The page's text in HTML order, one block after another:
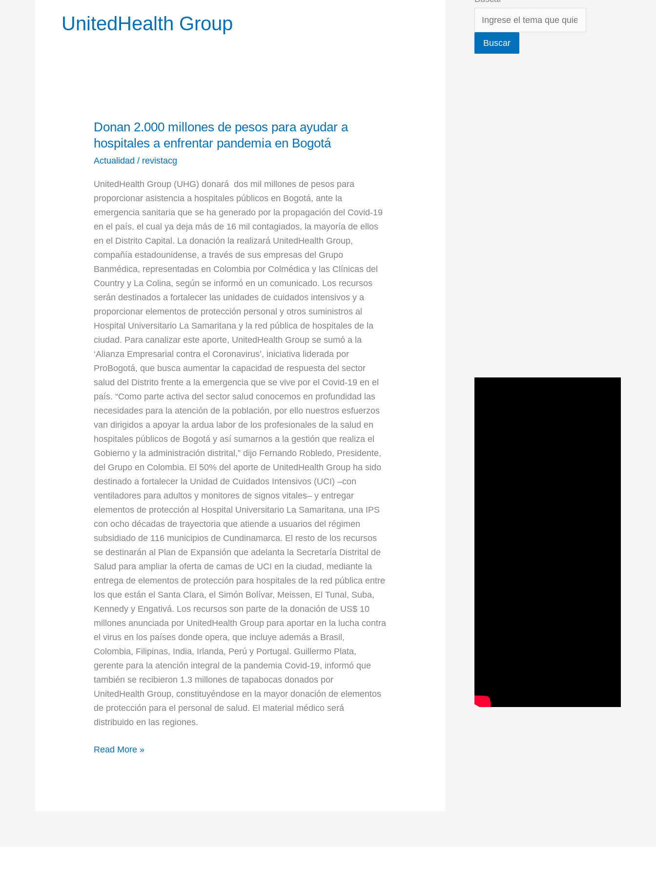
UnitedHealth Group
Donan 2.000 millones de pesos para ayudar a
hospitales a enfrentar pandemia en Bogotá
Actualidad / revistacg
UnitedHealth Group (UHG) donará dos mil millones de pesos para
proporcionar asistencia a hospitales públicos en Bogotá, ante la
emergencia sanitaria que se ha generado por la propagación del Covid-19
en el país, el cual ya deja más de 16 mil contagiados, la mayoría de ellos
en el Distrito Capital. La donación la realizará UnitedHealth Group,
compañía estadounidense, a través de sus empresas del Grupo
Banmédica, representadas en Colombia por Colmédica y las Clínicas del
Country y La Colina, según se informó en un comunicado. Los recursos
serán destinados a fortalecer las unidades de cuidados intensivos y a
proporcionar elementos de protección personal y otros suministros al
Hospital Universitario La Samaritana y la red pública de hospitales de la
ciudad. Para canalizar este aporte, UnitedHealth Group se sumó a la
‘Alianza Empresarial contra el Coronavirus’, iniciativa liderada por
ProBogotá, que busca aumentar la capacidad de respuesta del sector
salud del Distrito frente a la emergencia que se vive por el Covid-19 en el
país. “Como parte activa del sector salud conocemos en profundidad las
necesidades para la atención de la población, por ello nuestros esfuerzos
van dirigidos a apoyar la ardua labor de los profesionales de la salud en
hospitales públicos de Bogotá y así sumarnos a la gestión que realiza el
Gobierno y la administración distrital,” dijo Fernando Robledo, Presidente,
del Grupo en Colombia. El 50% del aporte de UnitedHealth Group ha sido
destinado a fortalecer la Unidad de Cuidados Intensivos (UCI) –con
ventiladores para adultos y monitores de signos vitales– y entregar
elementos de protección al Hospital Universitario La Samaritana, una IPS
con ocho décadas de trayectoria que atiende a usuarios del régimen
subsidiado de 116 municipios de Cundinamarca. El resto de los recursos
se destinarán al Plan de Expansión que adelanta la Secretaría Distrital de
Salud para ampliar la oferta de camas de UCI en la ciudad, mediante la
entrega de elementos de protección para hospitales de la red pública entre
los que están el Santa Clara, el Simón Bolívar, Meissen, El Tunal, Suba,
Kennedy y Engativá. Los recursos son parte de la donación de US$ 10
millones anunciada por UnitedHealth Group para aportar en la lucha contra
el virus en los países donde opera, que incluye además a Brasil,
Colombia, Filipinas, India, Irlanda, Perú y Portugal. Guillermo Plata,
gerente para la atención integral de la pandemia Covid-19, informó que
también se recibieron 1.3 millones de tapabocas donados por
UnitedHealth Group, constituyéndose en la mayor donación de elementos
de protección para el personal de salud. El material médico será
distribuido en las regiones.
2.000
millones
para
ayudar
a
hospitales
a
enfrentar
pandemia
en
Bogotá
Read More »
Buscar